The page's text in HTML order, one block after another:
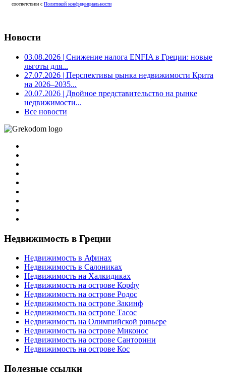
соответствии с Политикой конфиденциальности
Новости
03.08.2026 | Снижение налога ENFIA в Греции: новые
льготы для...
27.07.2026 | Перспективы рынка недвижимости Крита
на 2026–2035...
20.07.2026 | Двойное представительство на рынке
недвижимости...
Все новости
Недвижимость в Греции
Недвижимость в Афинах
Недвижимость в Салониках
Недвижимость на Халкидиках
Недвижимость на острове Корфу
Недвижимость на острове Родос
Недвижимость на острове Закинф
Недвижимость на острове Тасос
Недвижимость на Олимпийской ривьере
Недвижимость на острове Миконос
Недвижимость на острове Санторини
Недвижимость на острове Кос
Полезные ссылки